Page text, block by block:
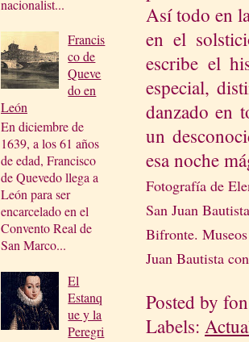
nacionalist...
Francis
co de
Queve
do en
León
En diciembre de
1639, a los 61 años
de edad, Francisco
de Quevedo llega a
León para ser
encarcelado en el
Convento Real de
San Marco...
El
Estanq
ue y la
Peregri
Así todo en
en el
escribe el
especial,
danzado en
un
esa noche
Fotografía de
San Juan
Bifronte.
Juan Bautista
Posted by
Labels: